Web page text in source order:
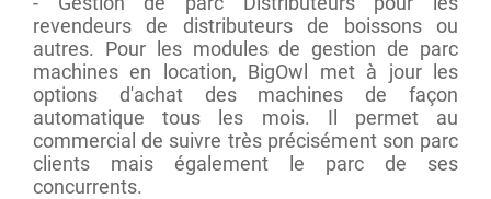
revendeurs de distributeurs de boissons ou
autres. Pour les modules de gestion de parc
machines en location, BigOwl met à jour les
options d'achat des machines de façon
automatique tous les mois. Il permet au
commercial de suivre très précisément son parc
clients mais également le parc de ses
concurrents.